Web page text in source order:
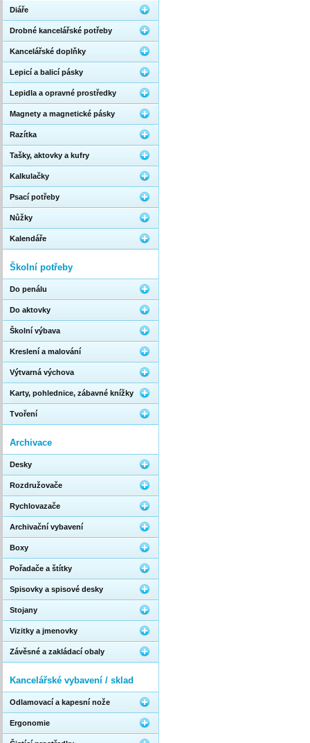
Diáře
Drobné kancelářské potřeby
Kancelářské doplňky
Lepicí a balicí pásky
Lepidla a opravné prostředky
Magnety a magnetické pásky
Razítka
Tašky, aktovky a kufry
Kalkulačky
Psací potřeby
Nůžky
Kalendáře
Školní potřeby
Do penálu
Do aktovky
Školní výbava
Kreslení a malování
Výtvarná výchova
Karty, pohlednice, zábavné knížky
Tvoření
Archivace
Desky
Rozdružovače
Rychlovazače
Archivační vybavení
Boxy
Pořadače a štítky
Spisovky a spisové desky
Stojany
Vizitky a jmenovky
Závěsné a zakládací obaly
Kancelářské vybavení / sklad
Odlamovací a kapesní nože
Ergonomie